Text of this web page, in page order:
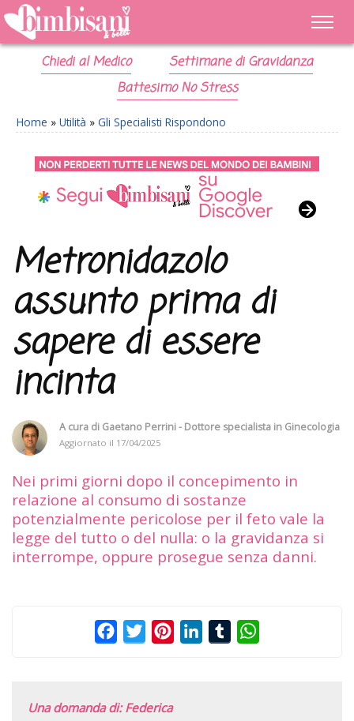
Chiedi al Medico
Settimane di Gravidanza
Battesimo No Stress
Home » Utilità » Gli Specialisti Rispondono
Metronidazolo
assunto prima di
sapere di essere
incinta
A cura di Gaetano Perrini - Dottore specialista in Ginecologia
Aggiornato il 17/04/2025
Nei primi giorni dopo il concepimento in
relazione al consumo di sostanze
potenzialmente pericolose per il feto vale la
legge del tutto o del nulla: o la gravidanza si
interrompe, oppure prosegue senza danni.
FacebookTwitterPinterestLinkedInTumblr
Una domanda di: Federica